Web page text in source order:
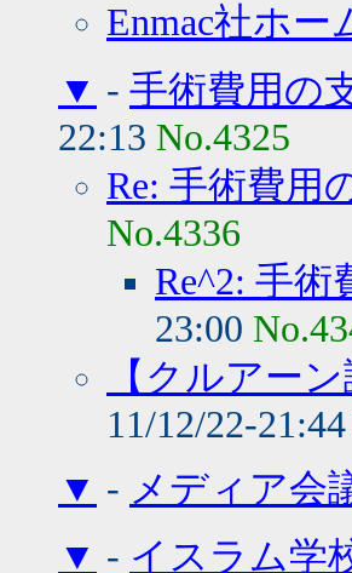
Enmac社ホー
▼ - 手術費用の
22:13 No.4325
Re: 手術費用
No.4336
Re^2: 手
23:00
【クルアー
11/12/22-21:44
▼ - メディア会
▼ - イスラム学